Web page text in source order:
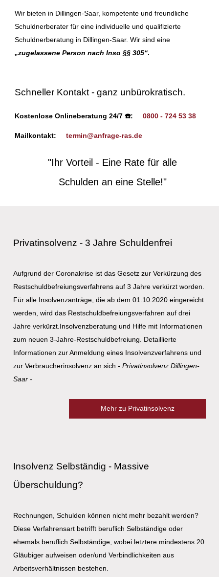
Wir bieten in Dillingen-Saar, kompetente und freundliche
Schuldnerberater für eine individuelle und qualifizierte
Schuldnerberatung in Dillingen-Saar. Wir sind eine
„zugelassene Person nach Inso §§ 305“.
Schneller Kontakt - ganz unbürokratisch.
Kostenlose Onlineberatung 24/7 ☎️: 0800 - 724 53 38
Mailkontakt: termin@anfrage-ras.de
"Ihr Vorteil - Eine Rate für alle
Schulden an eine Stelle!"
Privatinsolvenz - 3 Jahre Schuldenfrei
Aufgrund der Coronakrise ist das Gesetz zur Verkürzung des
Restschuldbefreiungsverfahrens auf 3 Jahre verkürzt worden.
Für alle Insolvenzanträge, die ab dem 01.10.2020 eingereicht
werden, wird das Restschuldbefreiungsverfahren auf drei
Jahre verkürzt.Insolvenzberatung und Hilfe mit Informationen
zum neuen 3-Jahre-Restschuldbefreiung. Detaillierte
Informationen zur Anmeldung eines Insolvenzverfahrens und
zur Verbraucherinsolvenz an sich - Privatinsolvenz Dillingen-
Saar -
Mehr zu Privatinsolvenz
Insolvenz Selbständig - Massive
Überschuldung?
Rechnungen, Schulden können nicht mehr bezahlt werden?
Diese Verfahrensart betrifft beruflich Selbständige oder
ehemals beruflich Selbständige, wobei letztere mindestens 20
Gläubiger aufweisen oder/und Verbindlichkeiten aus
Arbeitsverhältnissen bestehen.